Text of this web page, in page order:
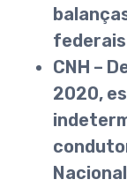
CNH –
2020,